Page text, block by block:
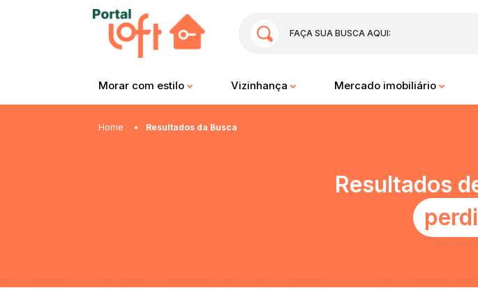
FAÇA SUA BUSCA AQUI:
Morar com estilo Vizinhança Mercado imobiliário
Home Resultados da Busca
Resultados